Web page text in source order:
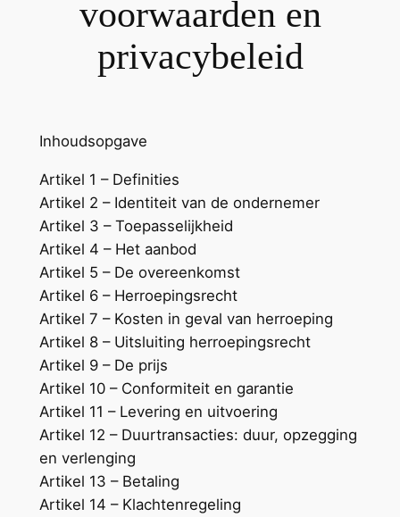
voorwaarden en
privacybeleid
Inhoudsopgave
Artikel 1 – Definities
Artikel 2 – Identiteit van de ondernemer
Artikel 3 – Toepasselijkheid
Artikel 4 – Het aanbod
Artikel 5 – De overeenkomst
Artikel 6 – Herroepingsrecht
Artikel 7 – Kosten in geval van herroeping
Artikel 8 – Uitsluiting herroepingsrecht
Artikel 9 – De prijs
Artikel 10 – Conformiteit en garantie
Artikel 11 – Levering en uitvoering
Artikel 12 – Duurtransacties: duur, opzegging
en verlenging
Artikel 13 – Betaling
Artikel 14 – Klachtenregeling